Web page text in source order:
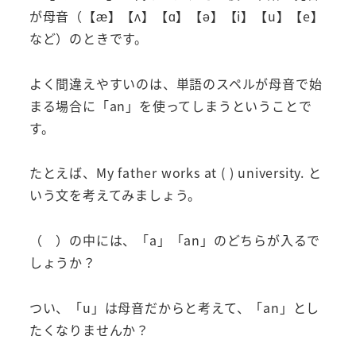
が母音（【æ】【ʌ】【ɑ】【ǝ】【i】【u】【e】
など）のときです。
よく間違えやすいのは、単語のスペルが母音で始
まる場合に「an」を使ってしまうということで
す。
たとえば、My father works at ( ) university. と
いう文を考えてみましょう。
（ ）の中には、「a」「an」のどちらが入るで
しょうか？
つい、「u」は母音だからと考えて、「an」とし
たくなりませんか？